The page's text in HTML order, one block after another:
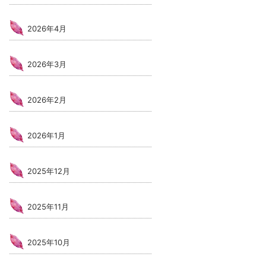
2026年4月
2026年3月
2026年2月
2026年1月
2025年12月
2025年11月
2025年10月